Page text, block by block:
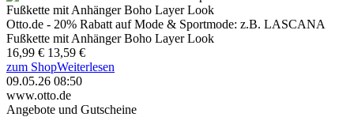
Otto.de - 20% Rabatt auf Mode & Sportmode: z.B. LASCANA
Fußkette mit Anhänger Boho Layer Look
16,99 € 13,59 €
zum ShopWeiterlesen
09.05.26 08:50
www.otto.de
Angebote und Gutscheine